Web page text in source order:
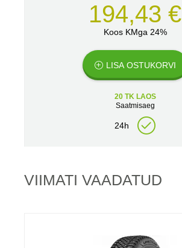
194,43 €
Koos KMga 24%
LISA OSTUKORVI
20 TK LAOS
Saatmisaeg
24h
VIIMATI VAADATUD